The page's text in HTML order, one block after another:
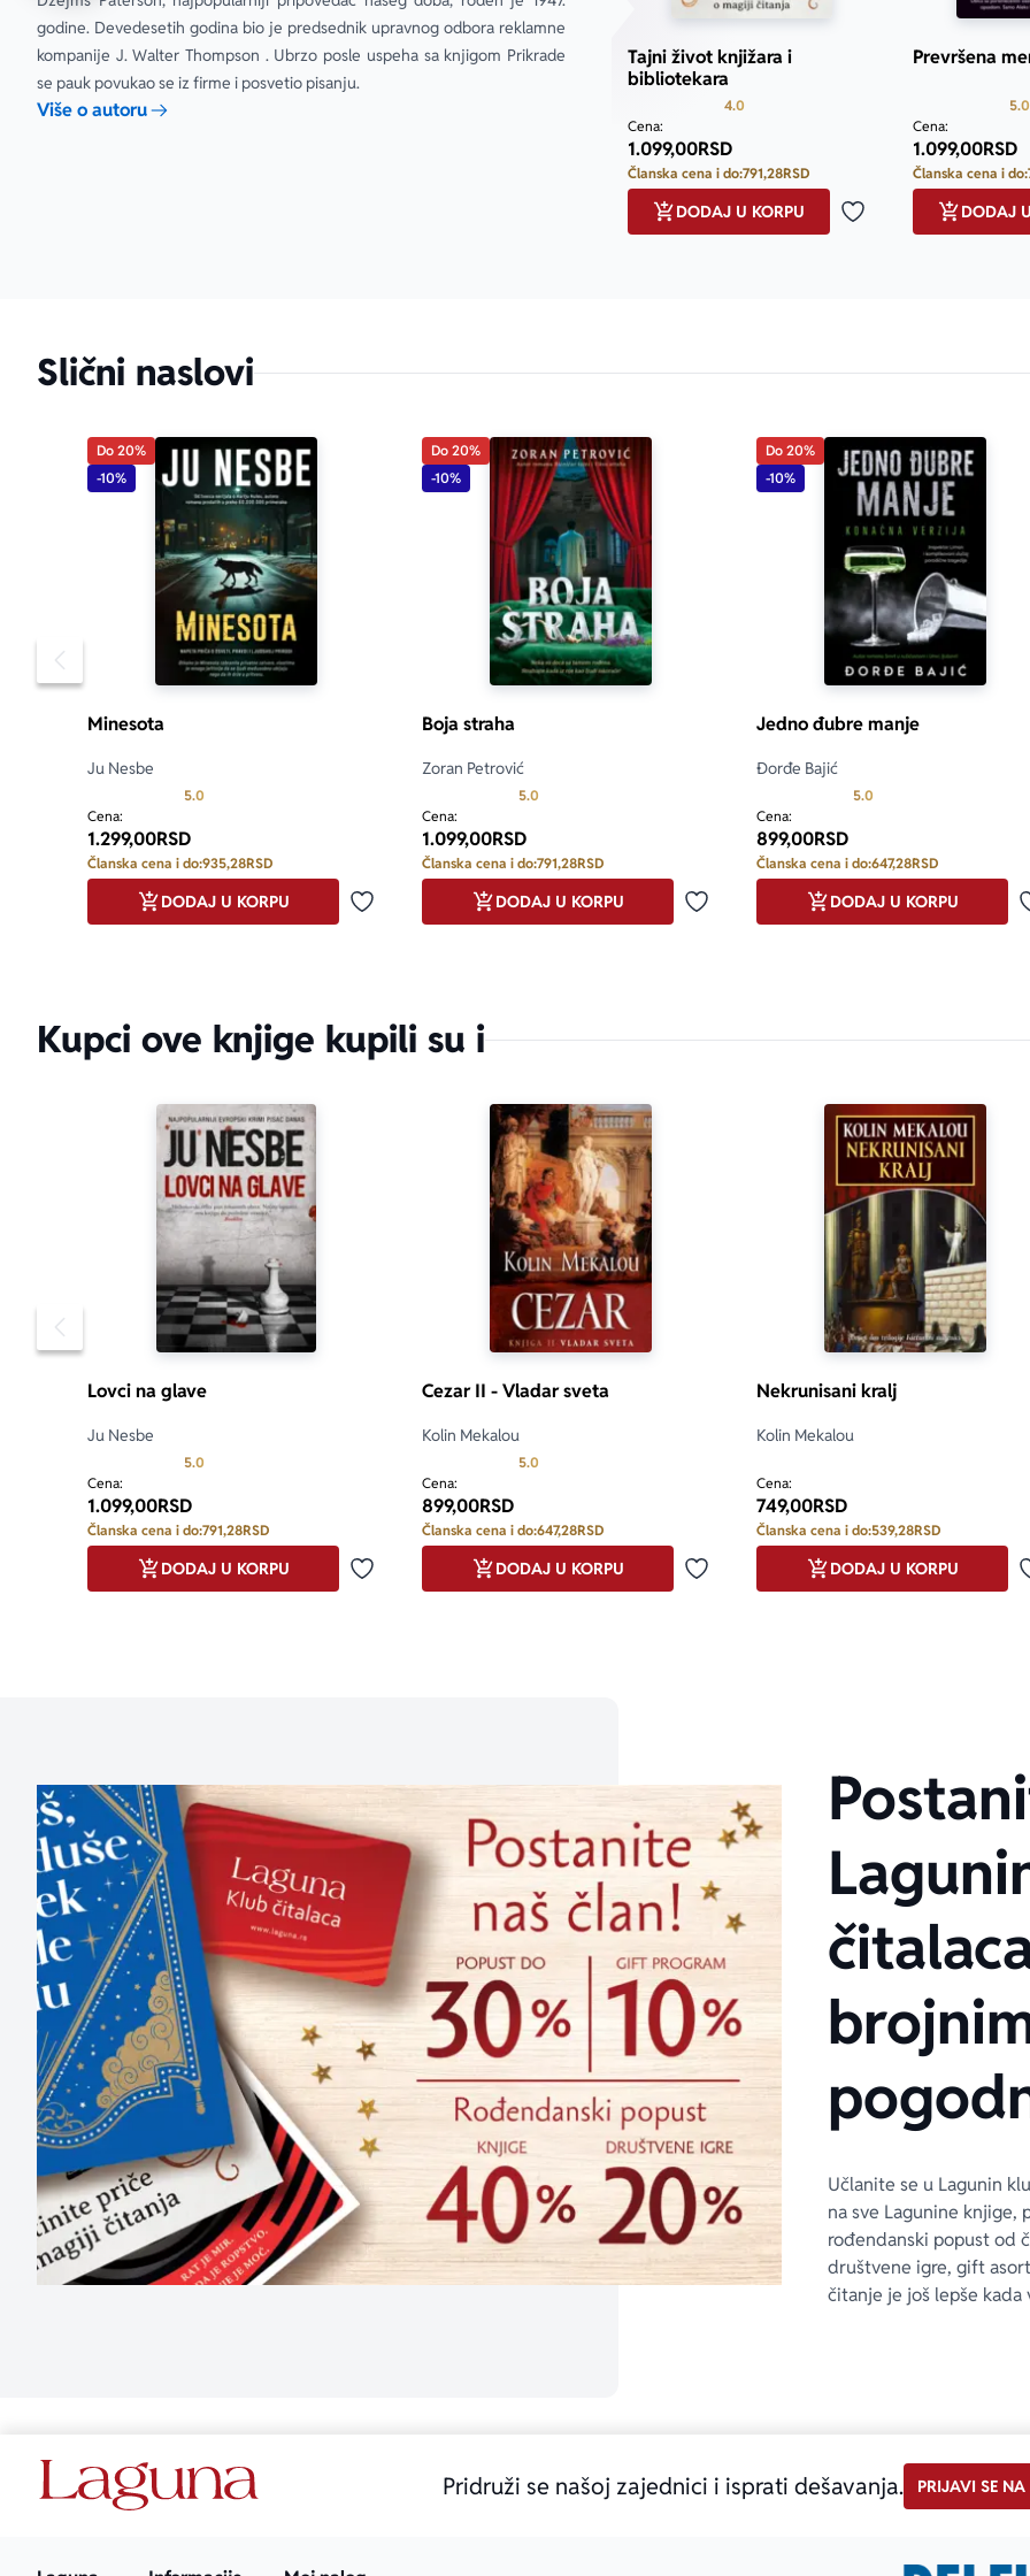
godine. Devedesetih godina bio je predsednik upravnog odbora reklamne
kompanije J. Walter Thompson . Ubrzo posle uspeha sa knjigom Prikrade
se pauk povukao se iz firme i posvetio pisanju.
Više o autoru
Tajni život knjižara i
bibliotekara
4.0
Cena:
1.099,00RSD
Članska cena i do:791,28RSD
Dodaj u omiljene
DODAJ U KORPU
Prevršena
5.0
Cena:
1.099,00RSD
Članska cena i do:
DODAJ
Slični naslovi
Pomeranje sadržaja slajdera u levo
Do 20%
-10%
Minesota
Ju Nesbe
5.0
Cena:
1.299,00RSD
Članska cena i do:935,28RSD
Dodaj u omiljene
DODAJ U KORPU
Do 20%
-10%
Boja straha
Zoran Petrović
5.0
Cena:
1.099,00RSD
Članska cena i do:791,28RSD
Dodaj u omiljene
DODAJ U KORPU
Do 20%
-10%
Jedno đubre manje
Đorđe Bajić
5.0
Cena:
899,00RSD
Članska cena i do:647,28RSD
DODAJ U KORPU
Kupci ove knjige kupili su i
Pomeranje sadržaja slajdera u levo
Lovci na glave
Ju Nesbe
5.0
Cena:
1.099,00RSD
Članska cena i do:791,28RSD
Dodaj u omiljene
DODAJ U KORPU
Cezar II - Vladar sveta
Kolin Mekalou
5.0
Cena:
899,00RSD
Članska cena i do:647,28RSD
Dodaj u omiljene
DODAJ U KORPU
Nekrunisani kralj
Kolin Mekalou
Cena:
749,00RSD
Članska cena i do:539,28RSD
DODAJ U KORPU
Učlanite se u Lagunin
na sve Lagunine knjige,
rođendanski popust od
društvene igre, gift
čitanje je još lepše kada
Pridruži se našoj zajednici i isprati dešavanja. PRIJAVI SE NA